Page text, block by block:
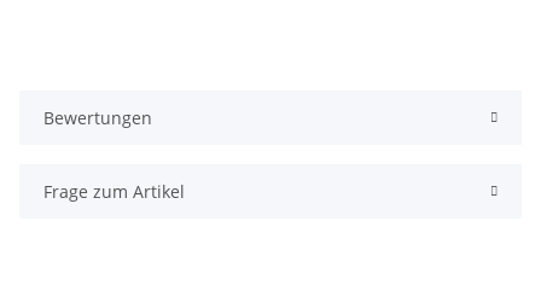
Bewertungen
Frage zum Artikel